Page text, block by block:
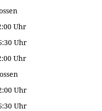
Uhr
Uhr
Uhr
Uhr
Uhr